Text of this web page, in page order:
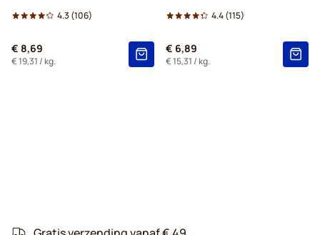
4.3 (106)
€ 8,69
€ 19,31 / kg.
4.4(115)
€ 6,89
€ 15,31 / kg.